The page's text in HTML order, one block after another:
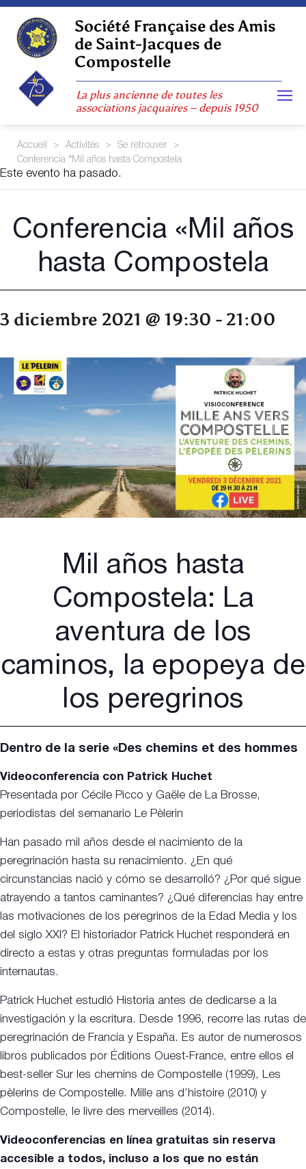
Skip
content
Société Française des Amis
de Saint-Jacques de
Compostelle
La plus ancienne de toutes les
associations jacquaires – depuis 1950
Accueil > Activités > Se retrouver
>
Conferencia “Mil años hasta Compostela
Este evento ha pasado.
Conferencia «Mil años
hasta Compostela
3 diciembre 2021 @ 19:30 - 21:00
Mil años hasta
Compostela: La
aventura de los
caminos, la epopeya de
los peregrinos
Dentro de la serie «Des chemins et des hommes
Videoconferencia con Patrick Huchet
Presentada por Cécile Picco y Gaële de La Brosse,
periodistas del semanario Le Pèlerin
Han pasado mil años desde el nacimiento de la
peregrinación hasta su renacimiento. ¿En qué
circunstancias nació y cómo se desarrolló? ¿Por qué sigue
atrayendo a tantos caminantes? ¿Qué diferencias hay entre
las motivaciones de los peregrinos de la Edad Media y los
del siglo XXI? El historiador Patrick Huchet responderá en
directo a estas y otras preguntas formuladas por los
internautas.
Patrick Huchet estudió Historia antes de dedicarse a la
investigación y la escritura. Desde 1996, recorre las rutas de
peregrinación de Francia y España. Es autor de numerosos
libros publicados por Éditions Ouest-France, entre ellos el
best-seller Sur les chemins de Compostelle (1999), Les
pèlerins de Compostelle. Mille ans d’histoire (2010) y
Compostelle, le livre des merveilles (2014).
Videoconferencias en línea gratuitas sin reserva
accesible a todos, incluso a los que no están